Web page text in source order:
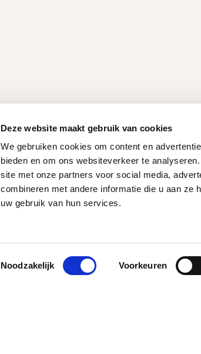
Deze website maakt gebruik van cookies
We gebruiken cookies om content en
bieden en om ons websiteverkeer te
site met onze partners voor social media,
combineren met andere informatie die u aan ze
uw gebruik van hun services.
Toestemmingsselectie
Noodzakelijk Voorkeuren